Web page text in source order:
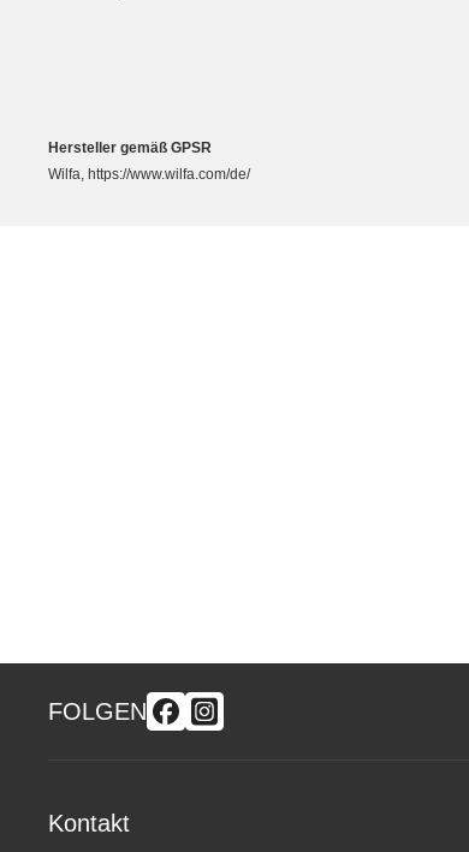
Hersteller gemäß GPSR
Wilfa, https://www.wilfa.com/de/
FOLGEN
Kontakt